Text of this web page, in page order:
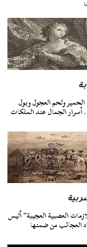
ولحم العجول وبول
أسرار الجمال عند الملكات
العصبية العجيبة” أليس
العجائب من ضمنها